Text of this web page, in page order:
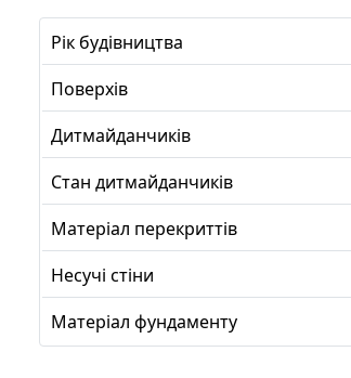
Рік будівництва
Поверхів
Дитмайданчиків
Стан дитмайданчиків
Матеріал перекриттів
Несучі стіни
Матеріал фундаменту